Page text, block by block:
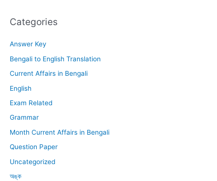
Categories
Answer Key
Bengali to English Translation
Current Affairs in Bengali
English
Exam Related
Grammar
Month Current Affairs in Bengali
Question Paper
Uncategorized
অঙ্ক